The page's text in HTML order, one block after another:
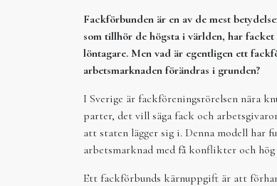
Fackförbunden är en av de mest
som tillhör de högsta i världen, har
löntagare. Men vad är egentligen ett
arbetsmarknaden förändras i grunden?
I Sverige är fackföreningsrörelsen nära
parter, det vill säga fack och
att staten lägger sig i. Denna modell har
arbetsmarknad med få konflikter och
Ett fackförbunds kärnuppgift är att